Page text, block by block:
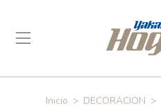
Inicio > DECORACION >